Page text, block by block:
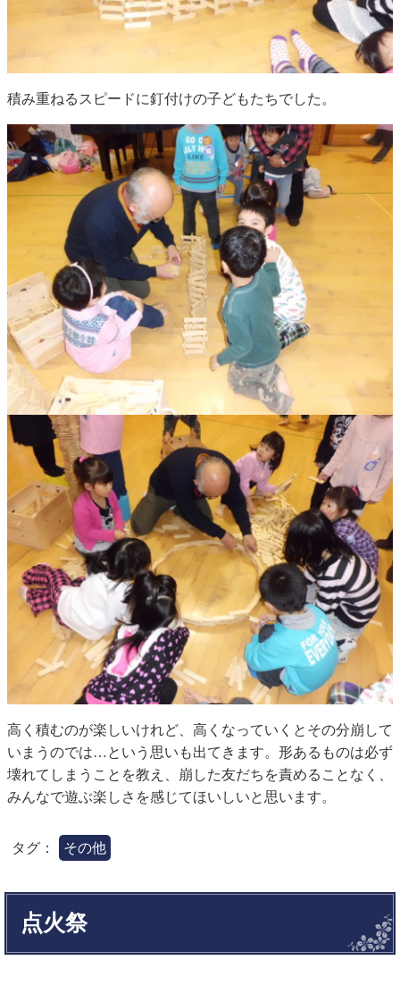
積み重ねるスピードに釘付けの子どもたちでした。
高く積むのが楽しいけれど、高くなっていくとその分崩して
いまうのでは…という思いも出てきます。形あるものは必ず
壊れてしまうことを教え、崩した友だちを責めることなく、
みんなで遊ぶ楽しさを感じてほいしいと思います。
タグ： その他
点火祭